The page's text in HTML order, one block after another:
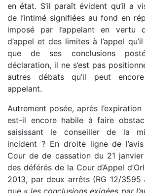
en état. S’il paraît évident qu’il a
de l’intimé signifiées au fond en
imposé par l’appelant en vertu
d’appel et des limites à l’appel
que de ses conclusions
déclaration, il ne s’est pas
autres débats qu’il peut
appelant.
Autrement posée, après l’expiration
est-il encore habile à faire
saisissant le conseiller de la
incident ? En droite ligne de
Cour de de cassation du 21
des déférés de la Cour d’Appel
2013, par deux arrêts (RG 12/3595